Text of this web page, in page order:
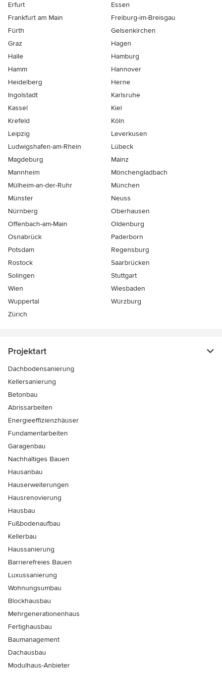
Erfurt
Essen
Frankfurt am Main
Freiburg-im-Breisgau
Fürth
Gelsenkirchen
Graz
Hagen
Halle
Hamburg
Hamm
Hannover
Heidelberg
Herne
Ingolstadt
Karlsruhe
Kassel
Kiel
Krefeld
Köln
Leipzig
Leverkusen
Ludwigshafen-am-Rhein
Lübeck
Magdeburg
Mainz
Mannheim
Mönchen­gladbach
Mülheim-an-der-Ruhr
München
Münster
Neuss
Nürnberg
Oberhausen
Offenbach-am-Main
Oldenburg
Osnabrück
Paderborn
Potsdam
Regensburg
Rostock
Saarbrücken
Solingen
Stuttgart
Wien
Wiesbaden
Wuppertal
Würzburg
Zürich
Projektart
Dachbodensanierung
Kellersanierung
Betonbau
Abrissarbeiten
Energieeffizienzhäuser
Fundamentarbeiten
Garagenbau
Nachhaltiges Bauen
Hausanbau
Hauserweiterungen
Hausrenovierung
Hausbau
Fußbodenaufbau
Kellerbau
Haussanierung
Barrierefreies Bauen
Luxussanierung
Wohnungsumbau
Blockhausbau
Mehrgenerationenhaus
Fertighausbau
Baumanagement
Dachausbau
Modulhaus-Anbieter